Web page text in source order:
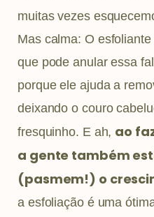
muitas vezes
Mas calma: O
que pode anular essa
porque ele ajuda a
deixando o couro
fresquinho. E ah, ao
a gente também
(pasmem!) o
a esfoliação é uma